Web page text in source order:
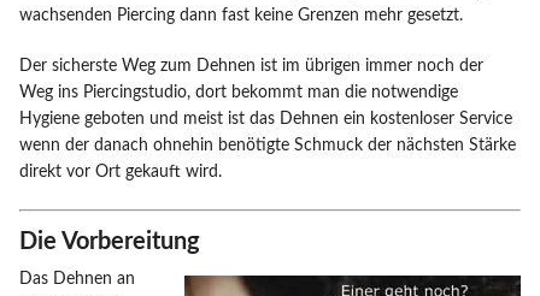
wachsenden Piercing dann fast keine Grenzen mehr gesetzt.
Der sicherste Weg zum Dehnen ist im übrigen immer noch der
Weg ins Piercingstudio, dort bekommt man die notwendige
Hygiene geboten und meist ist das Dehnen ein kostenloser Service
wenn der danach ohnehin benötigte Schmuck der nächsten Stärke
direkt vor Ort gekauft wird.
Die Vorbereitung
Das Dehnen an